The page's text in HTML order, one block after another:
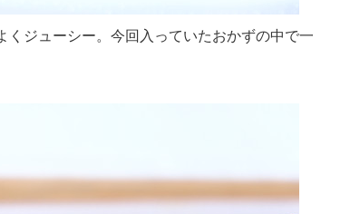
くジューシー。今回入っていたおかずの中で一